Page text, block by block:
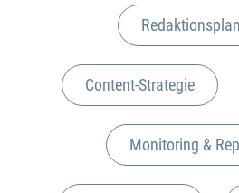
Con­tent-Stra­te­gie
Moni­to­ring &